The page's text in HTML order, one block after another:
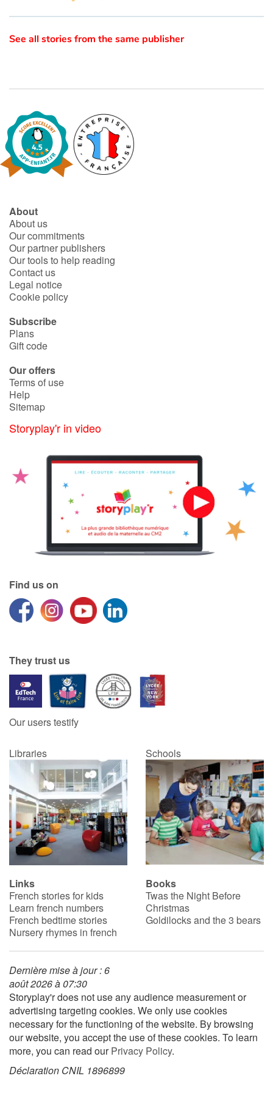
Help
Home
Family
Libraries
Videos & Tutorials
Blog
Learn french with Storyplay'r
French book lists for children
Reading for children
Activities and workshops
Dyslexia and reading disorders
See all stories from the same publisher
About
About us
Our commitments
Our partner publishers
Our tools to help reading
Contact us
Legal notice
Cookie policy
Subscribe
Plans
Gift code
Our offers
Terms of use
Help
Sitemap
Storyplay'r in video
Find us on
They trust us
Our users testify
Libraries Schools
Links
French stories for kids
Learn french numbers
French bedtime stories
Nursery rhymes in french
Books
Twas the Night Before
Christmas
Goldilocks and the 3 bears
Dernière mise à jour : 6
août 2026 à 07:30
Storyplay'r does not use any audience measurement or
advertising targeting cookies. We only use cookies
necessary for the functioning of the website. By browsing
our website, you accept the use of these cookies. To learn
more, you can read ourPrivacy Policy.
Déclaration CNIL 1896899